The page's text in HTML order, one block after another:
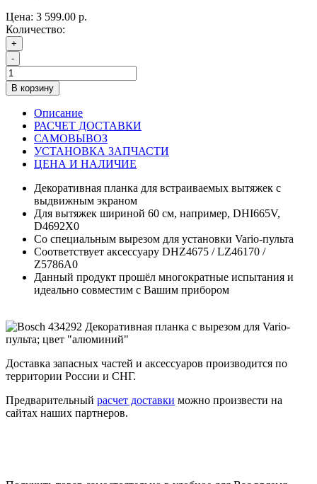
Цена: 3 599.00 р.
Количество:
+
-
В корзину
Описание
РАСЧЕТ ДОСТАВКИ
САМОВЫВОЗ
УСТАНОВКА ЗАПЧАСТИ
ЦЕНА И НАЛИЧИЕ
Декоративная планка для встраиваемых вытяжек с
выдвижным экраном
Для вытяжек шириной 60 см, например, DHI665V,
D4692X0
Со специальным вырезом для установки Vario-пульта
Соответствует аксессуару DHZ4675 / LZ46170 /
Z5786A0
Данный продукт прошёл многократные испытания и
идеально совместим с Вашим прибором
Доставка запасных частей и аксессуаров производится по
территории России и СНГ.
Предварительный расчет доставки можно произвести на
сайтах наших партнеров.